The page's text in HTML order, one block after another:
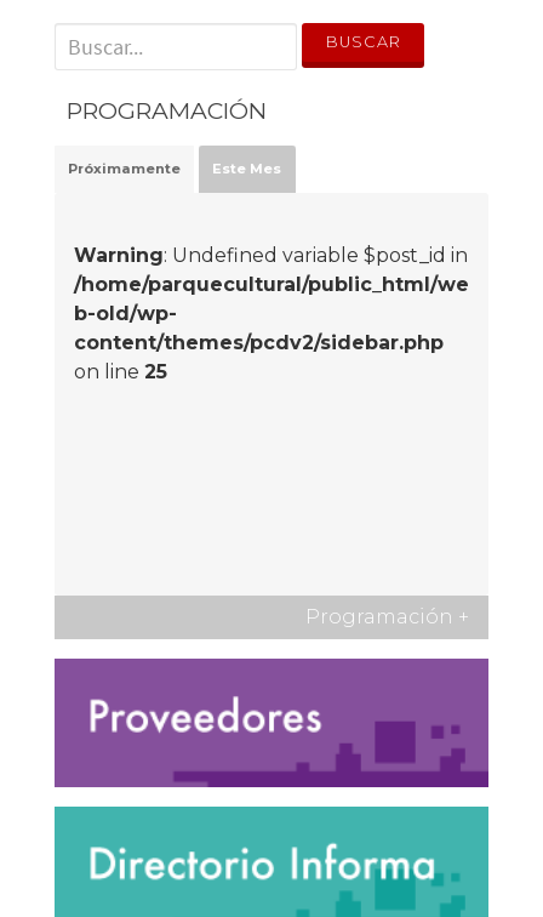
' . __('Search for:') . '
PROGRAMACIÓN
Próximamente Este Mes
Warning: Undefined variable $post_id in
/home/parquecultural/public_html/we
b-old/wp-
content/themes/pcdv2/sidebar.php
on line 25
Programación +